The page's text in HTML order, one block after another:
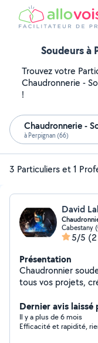
Soudeurs à
Trouvez votre
Chaudronnerie -
!
Chaudronnerie -
à Perpignan (66)
3 Particuliers et 1
David
Cabestany
5/5
Présentation
Chaudronnier soudeur
tous vos projets, création, réparation, FB occisoudure
Dernier avis
Il y a plus de 6 mois
Efficacité et rapidité,